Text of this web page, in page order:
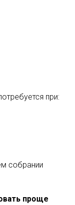
при:
собрании
проще